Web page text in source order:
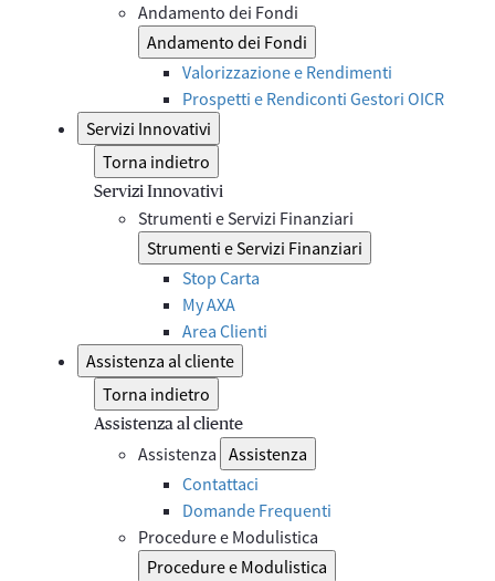
Andamento dei Fondi
Andamento dei Fondi
Valorizzazione e Rendimenti
Prospetti e Rendiconti Gestori OICR
Servizi Innovativi
Torna indietro
Servizi Innovativi
Strumenti e Servizi Finanziari
Strumenti e Servizi Finanziari
Stop Carta
My AXA
Area Clienti
Assistenza al cliente
Torna indietro
Assistenza al cliente
Assistenza Assistenza
Contattaci
Domande Frequenti
Procedure e Modulistica
Procedure e Modulistica